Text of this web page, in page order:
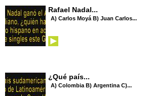
Rafael Nadal...
A) Carlos Moyá B) Juan Carlos...
¿Qué país...
A) Colombia B) Argentina C)...